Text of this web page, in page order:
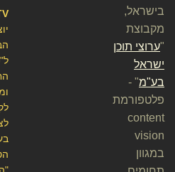
בישראל,
מקבוצת
"ערוצי תוכן
ישראל
בע"מ" -
פלטפורמת
content
vision
במגוון